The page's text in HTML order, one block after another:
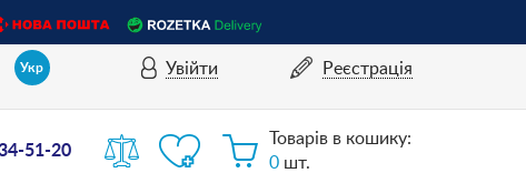
Укр Увійти Реєстрація
51-20
Товарів в кошику:
0 шт.